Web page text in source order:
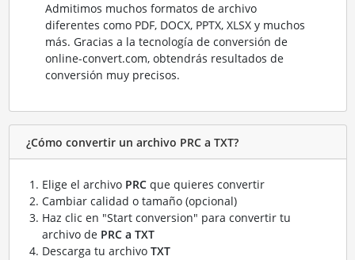
Admitimos muchos formatos de archivo
diferentes como PDF, DOCX, PPTX, XLSX y muchos
más. Gracias a la tecnología de conversión de
online-convert.com, obtendrás resultados de
conversión muy precisos.
¿Cómo convertir un archivo PRC a TXT?
Elige el archivo PRCque quieres convertir
Cambiar calidad o tamaño (opcional)
Haz clic en "Start conversion" para convertir tu
archivo de PRC a TXT
Descarga tu archivo TXT